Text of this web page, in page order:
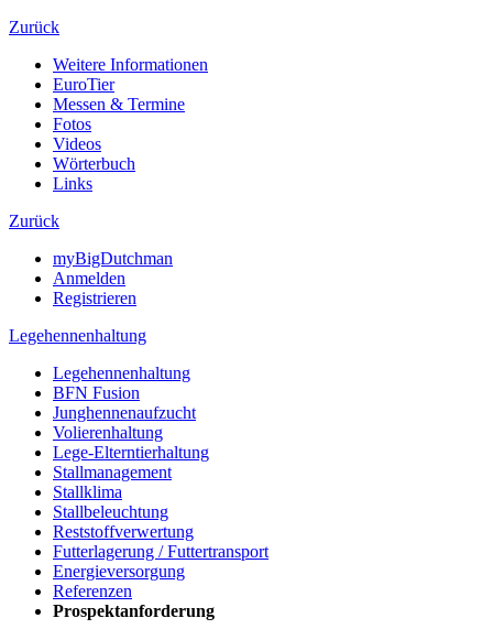
Zurück
Weitere Informationen
EuroTier
Messen & Termine
Fotos
Videos
Wörterbuch
Links
Zurück
myBigDutchman
Anmelden
Registrieren
Legehennenhaltung
Legehennenhaltung
BFN Fusion
Junghennenaufzucht
Volierenhaltung
Lege-Elterntierhaltung
Stallmanagement
Stallklima
Stallbeleuchtung
Reststoffverwertung
Futterlagerung / Futtertransport
Energieversorgung
Referenzen
Prospektanforderung